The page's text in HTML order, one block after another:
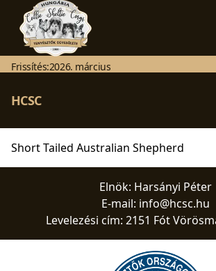
Frissítés:2026. március
HCSC
Short Tailed Australian Shepherd
Elnök: Harsányi Péter
E-mail: info@hcsc.hu
Levelezési cím: 2151 Fót